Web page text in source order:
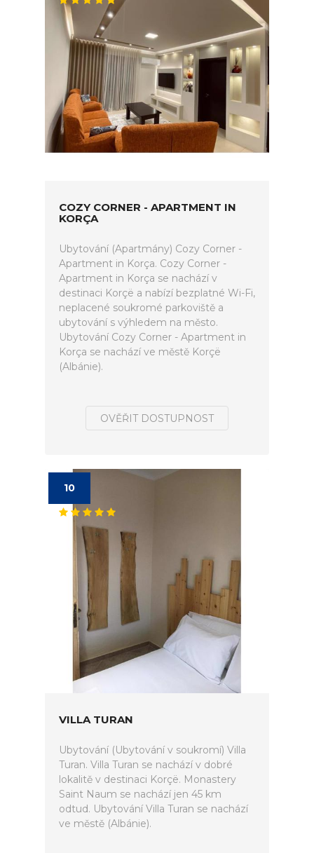
COZY CORNER - APARTMENT IN
KORÇA
Ubytování (Apartmány) Cozy Corner -
Apartment in Korça. Cozy Corner -
Apartment in Korça se nachází v
destinaci Korçë a nabízí bezplatné Wi-Fi,
neplacené soukromé parkoviště a
ubytování s výhledem na město.
Ubytování Cozy Corner - Apartment in
Korça se nachází ve městě Korçë
(Albánie).
OVĚŘIT DOSTUPNOST
10
VILLA TURAN
Ubytování (Ubytování v soukromí) Villa
Turan. Villa Turan se nachází v dobré
lokalitě v destinaci Korçë. Monastery
Saint Naum se nachází jen 45 km
odtud. Ubytování Villa Turan se nachází
ve městě (Albánie).